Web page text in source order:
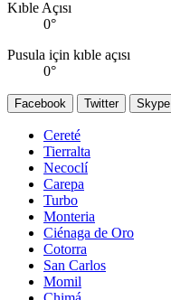
Kıble Açısı
0°
Pusula için kıble açısı
0°
Facebook Twitter Skype
Cereté
Tierralta
Necoclí
Carepa
Turbo
Monteria
Ciénaga de Oro
Cotorra
San Carlos
Momil